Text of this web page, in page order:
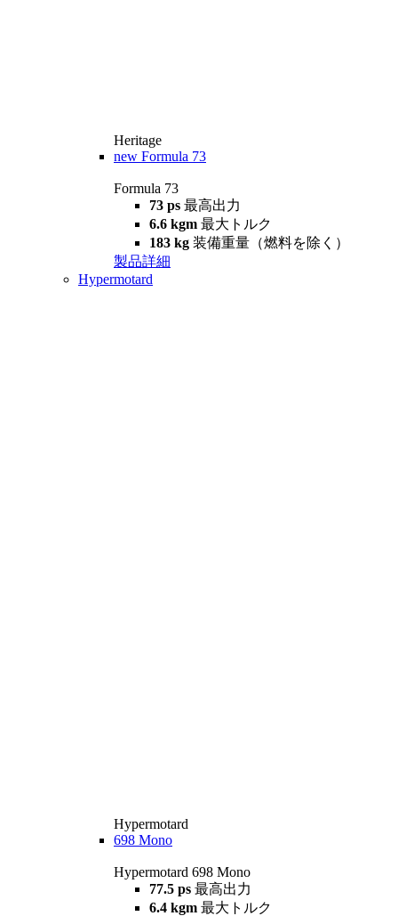
Heritage
new Formula 73
Formula 73
73 ps 最高出力
6.6 kgm 最大トルク
183 kg 装備重量（燃料を除く）
製品詳細
Hypermotard
Hypermotard
698 Mono
Hypermotard 698 Mono
77.5 ps 最高出力
6.4 kgm 最大トルク